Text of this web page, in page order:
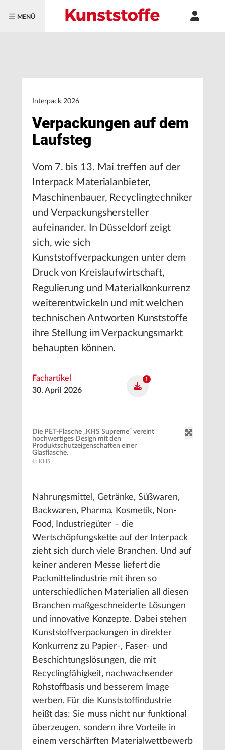
MENÜ
Interpack 2026
Verpackungen auf dem
Laufsteg
Vom 7. bis 13. Mai treffen auf der
Interpack Materialanbieter,
Maschinenbauer, Recyclingtechniker
und Verpackungshersteller
aufeinander. In Düsseldorf zeigt
sich, wie sich
Kunststoffverpackungen unter dem
Druck von Kreislaufwirtschaft,
Regulierung und Materialkonkurrenz
weiterentwickeln und mit welchen
technischen Antworten Kunststoffe
ihre Stellung im Verpackungsmarkt
behaupten können.
Fachartikel
30. April 2026
1
Die PET-Flasche „KHS Supreme“ vereint
hochwertiges Design mit den
Produktschutzeigenschaften einer
Glasflasche.
© KHS
Nahrungsmittel, Getränke, Süßwaren,
Backwaren, Pharma, Kosmetik, Non-
Food, Industriegüter – die
Wertschöpfungskette auf der Interpack
zieht sich durch viele Branchen. Und auf
keiner anderen Messe liefert die
Packmittelindustrie mit ihren so
unterschiedlichen Materialien all diesen
Branchen maßgeschneiderte Lösungen
und innovative Konzepte. Dabei stehen
Kunststoffverpackungen in direkter
Konkurrenz zu Papier-, Faser- und
Beschichtungslösungen, die mit
Recyclingfähigkeit, nachwachsender
Rohstoffbasis und besserem Image
werben. Für die Kunststoffindustrie
heißt das: Sie muss nicht nur funktional
überzeugen, sondern ihre Vorteile in
einem verschärften Materialwettbewerb